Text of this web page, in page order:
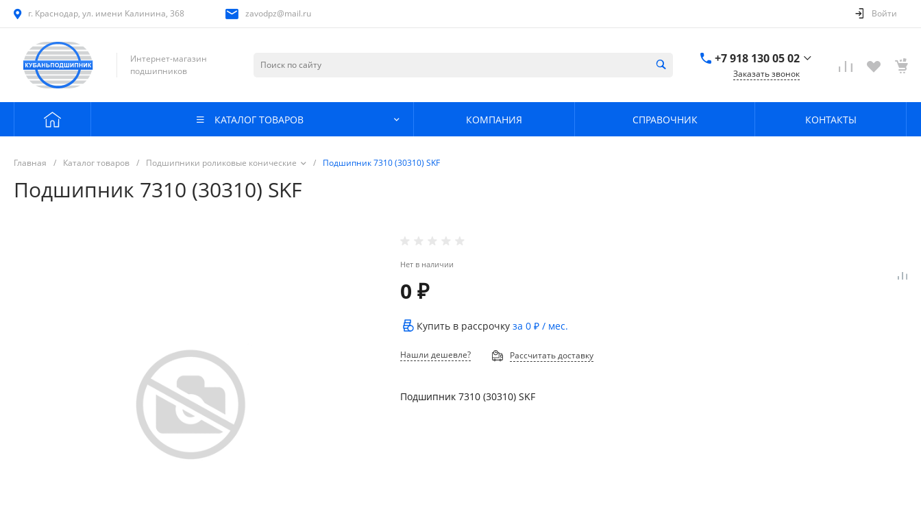
г. Краснодар, ул. имени Калинина, 368 zavodpz@mail.ru Войти
Интернет-магазин
подшипников
+7 918 130 05 02
Заказать звонок
КАТАЛОГ ТОВАРОВ КОМПАНИЯ СПРАВОЧНИК КОНТАКТЫ
Главная / Каталог товаров / Подшипники роликовые конические / Подшипник 7310 (30310) SKF
Подшипник 7310 (30310) SKF
Нет в наличии
0 ₽
Купить в рассрочкуза0 ₽ / мес.
Нашли дешевле? Рассчитать доставку
Подшипник 7310 (30310) SKF